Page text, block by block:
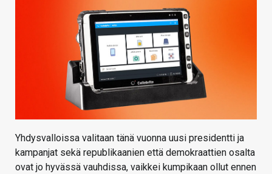
Yhdysvalloissa valitaan tänä vuonna uusi presidentti ja
kampanjat sekä republikaanien että demokraattien osalta
ovat jo hyvässä vauhdissa, vaikkei kumpikaan ollut ennen